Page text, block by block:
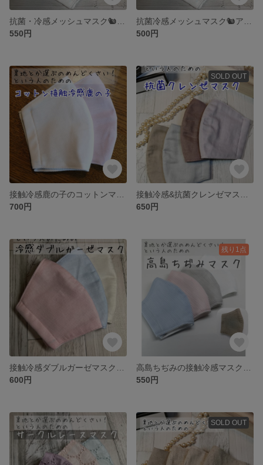
550円
500円
700円
SOLD OUT
650円
600円
残り1点
550円
SOLD OUT